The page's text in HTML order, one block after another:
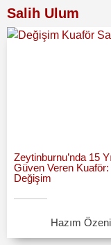
Salih Ulum
Zeytinburnu’nda 15
Güven Veren Kuaför:
Değişim
Hazım